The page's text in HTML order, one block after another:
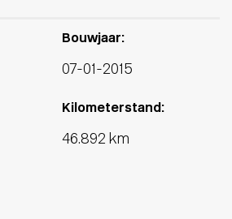
Bouwjaar:
07-01-2015
Kilometerstand:
46.892 km